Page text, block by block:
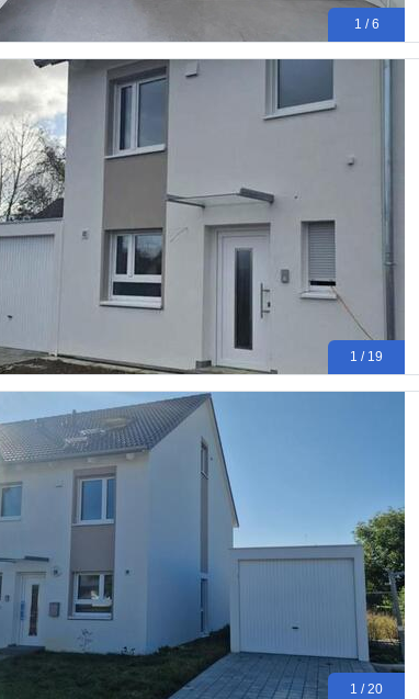
1 / 6
1 / 19
1 / 20